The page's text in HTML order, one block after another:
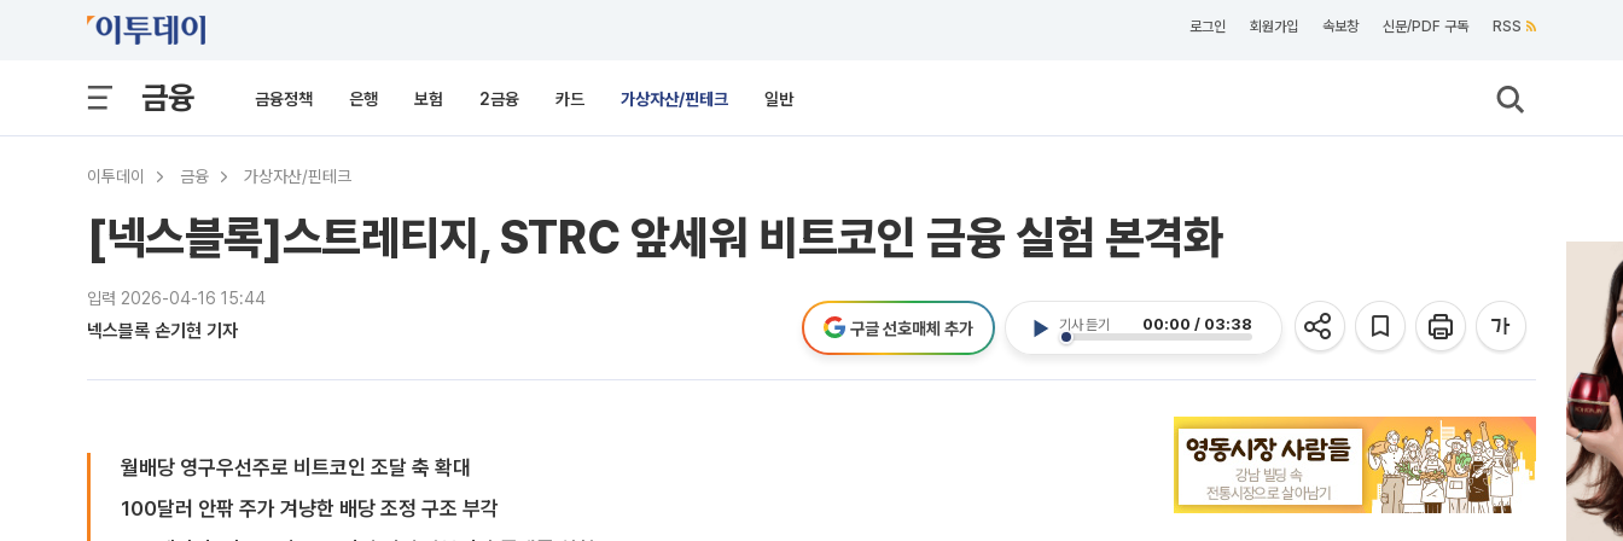
로그인 회원가입 속보창 신문/PDF 구독 RSS
금융 금융정책 은행 보험 2금융 카드 가상자산/핀테크 일반
이투데이 금융 가상자산/핀테크
[넥스블록]스트레티지, STRC 앞세워 비트코인 금융 실험 본격화
입력 2026-04-16 15:44
넥스블록 손기현 기자 기사 듣기 00:00 / 03:38
구글 선호매체 추가
월배당 영구우선주로 비트코인 조달 축 확대
100달러 안팎 주가 겨냥한 배당 조정 구조 부각